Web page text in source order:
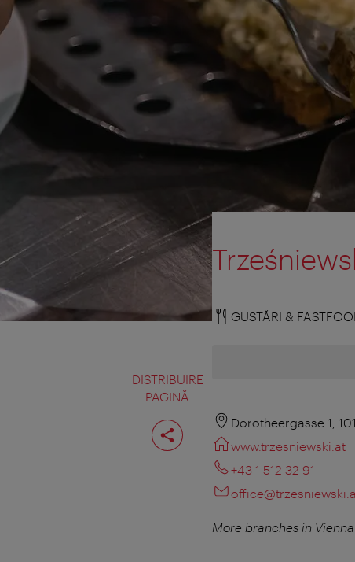
DISTRIBUIRE
PAGINĂ
Distribuiţi
pagina
GUSTĂRI &
Dorotheergasse 1,
www.trzesniewski.at
+43 1 512 32 91
More branches in Vienna